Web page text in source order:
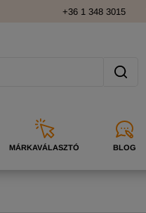
+36 1 348 3015
MÁRKAVÁLASZTÓ BLOG